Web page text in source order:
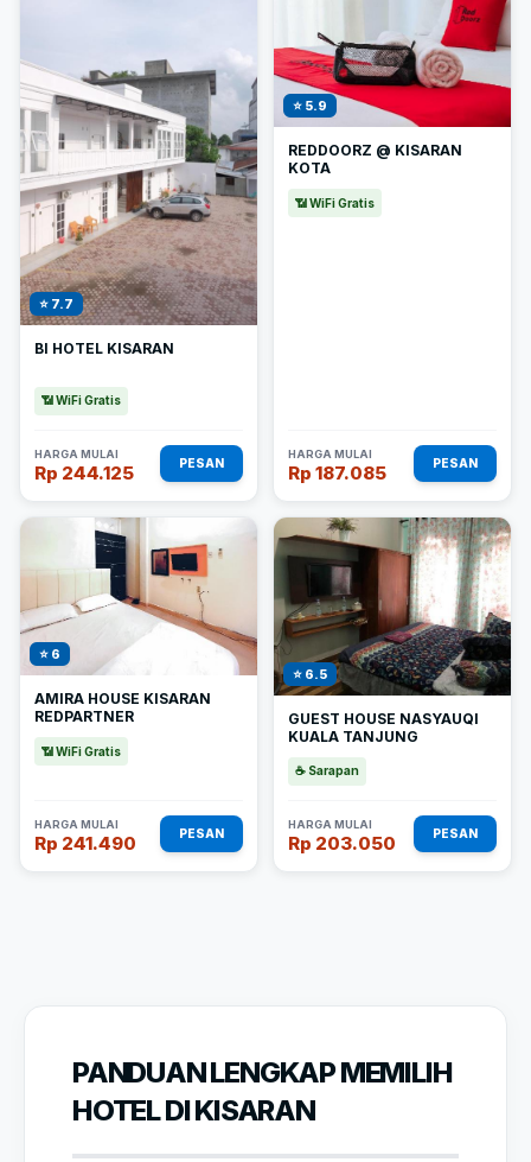
⭐ 7.7
BI HOTEL KISARAN
📶 WiFi Gratis
HARGA MULAI
Rp 244.125 PESAN
⭐ 5.9
REDDOORZ @ KISARAN
KOTA
📶 WiFi Gratis
HARGA MULAI
Rp 187.085 PESAN
⭐ 6
AMIRA HOUSE KISARAN
REDPARTNER
📶 WiFi Gratis
HARGA MULAI
Rp 241.490 PESAN
⭐ 6.5
GUEST HOUSE NASYAUQI
KUALA TANJUNG
☕ Sarapan
HARGA MULAI
Rp 203.050 PESAN
PANDUAN LENGKAP MEMILIH
HOTEL DI KISARAN